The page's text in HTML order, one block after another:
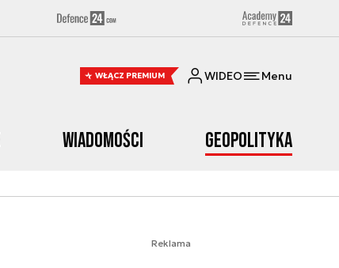
WŁĄCZ PREMIUM WIDEO Menu
Wiadomości Geopolityka
Reklama